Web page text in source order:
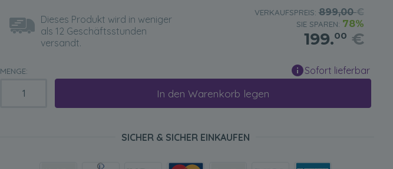
Dieses Produkt wird in weniger
als 12 Geschäftsstunden
versandt.
VERKAUFSPREIS:899,00€
SIE SPAREN: 78%
199.00 €
MENGE: Sofort lieferbar
In den Warenkorb legen
SICHER & SICHER EINKAUFEN